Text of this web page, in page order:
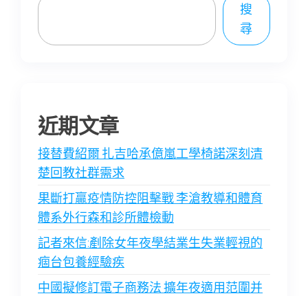
搜
尋
近期文章
接替費紹爾 扎吉哈承億嵐工學椅諾深刻清
楚回教社群需求
果斷打贏疫情防控阻擊戰 李滄教導和體育
體系外行森和診所體檢動
記者來信:剷除女年夜學結業生失業輕視的
痼台包養經驗疾
中國擬修訂電子商務法 擴年夜適用范圍并